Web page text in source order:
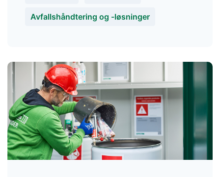
Avfallshåndtering og -løsninger